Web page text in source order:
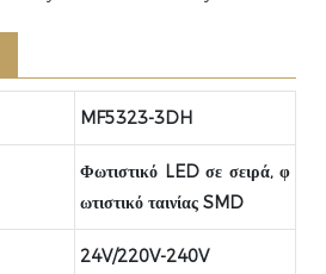
MF5323-3DH
Φωτιστικό LED σε σειρά, φ
ωτιστικό ταινίας SMD
24V/220V-240V